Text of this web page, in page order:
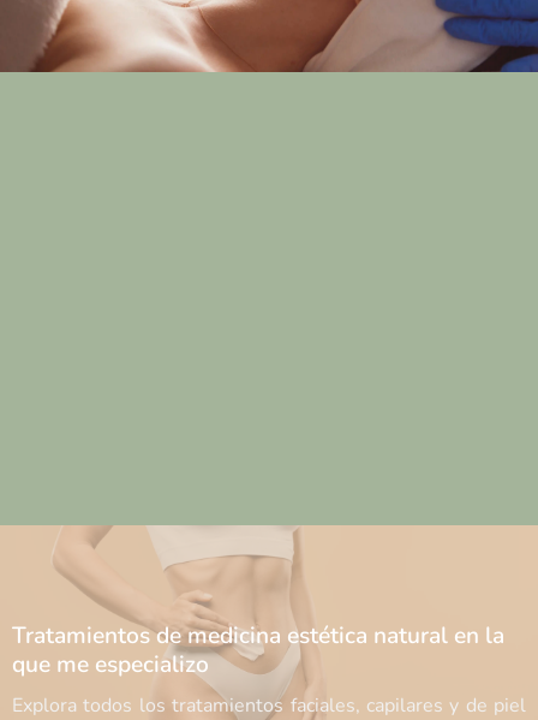
Tratamientos de medicina estética natural en la
que me especializo
Explora todos los tratamientos faciales, capilares y de piel